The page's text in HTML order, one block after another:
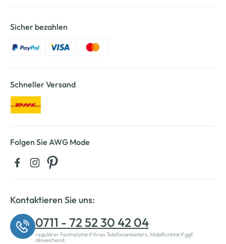
Sicher bezahlen
Schneller Versand
Folgen Sie AWG Mode
Kontaktieren Sie uns:
0711 - 72 52 30 42 04
regulärer Festnetztarif Ihres Telefonanbieters, Mobilfunktarif ggf.
abweichend.